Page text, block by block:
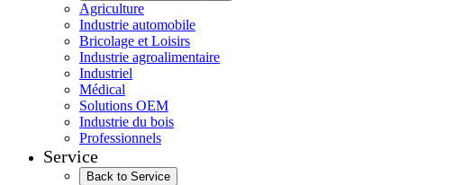
Agriculture
Industrie automobile
Bricolage et Loisirs
Industrie agroalimentaire
Industriel
Médical
Solutions OEM
Industrie du bois
Professionnels
Service
Back to Service